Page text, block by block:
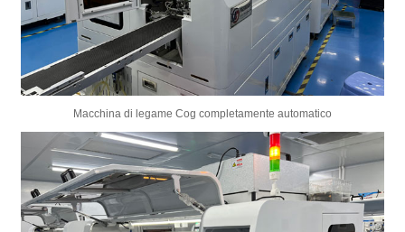
Macchina di legame Cog completamente automatico